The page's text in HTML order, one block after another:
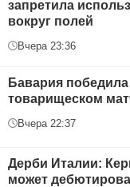
запретила
вокруг полей
Вчера 23:36
Бавария
товарищеском
Вчера 22:37
Дерби Италии:
может